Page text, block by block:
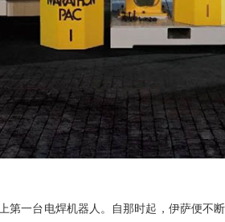
第一台电焊机器人。自那时起，伊萨便不